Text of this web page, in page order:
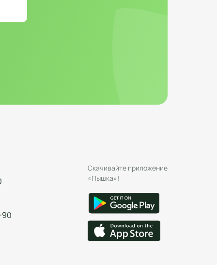
90
Скачивайте приложение
«Пышка»!